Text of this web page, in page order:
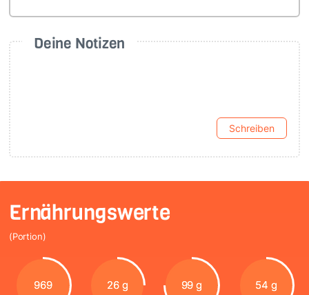
Deine Notizen
Schreiben
Ernährungswerte
(Portion)
969 26 g 99 g 54 g